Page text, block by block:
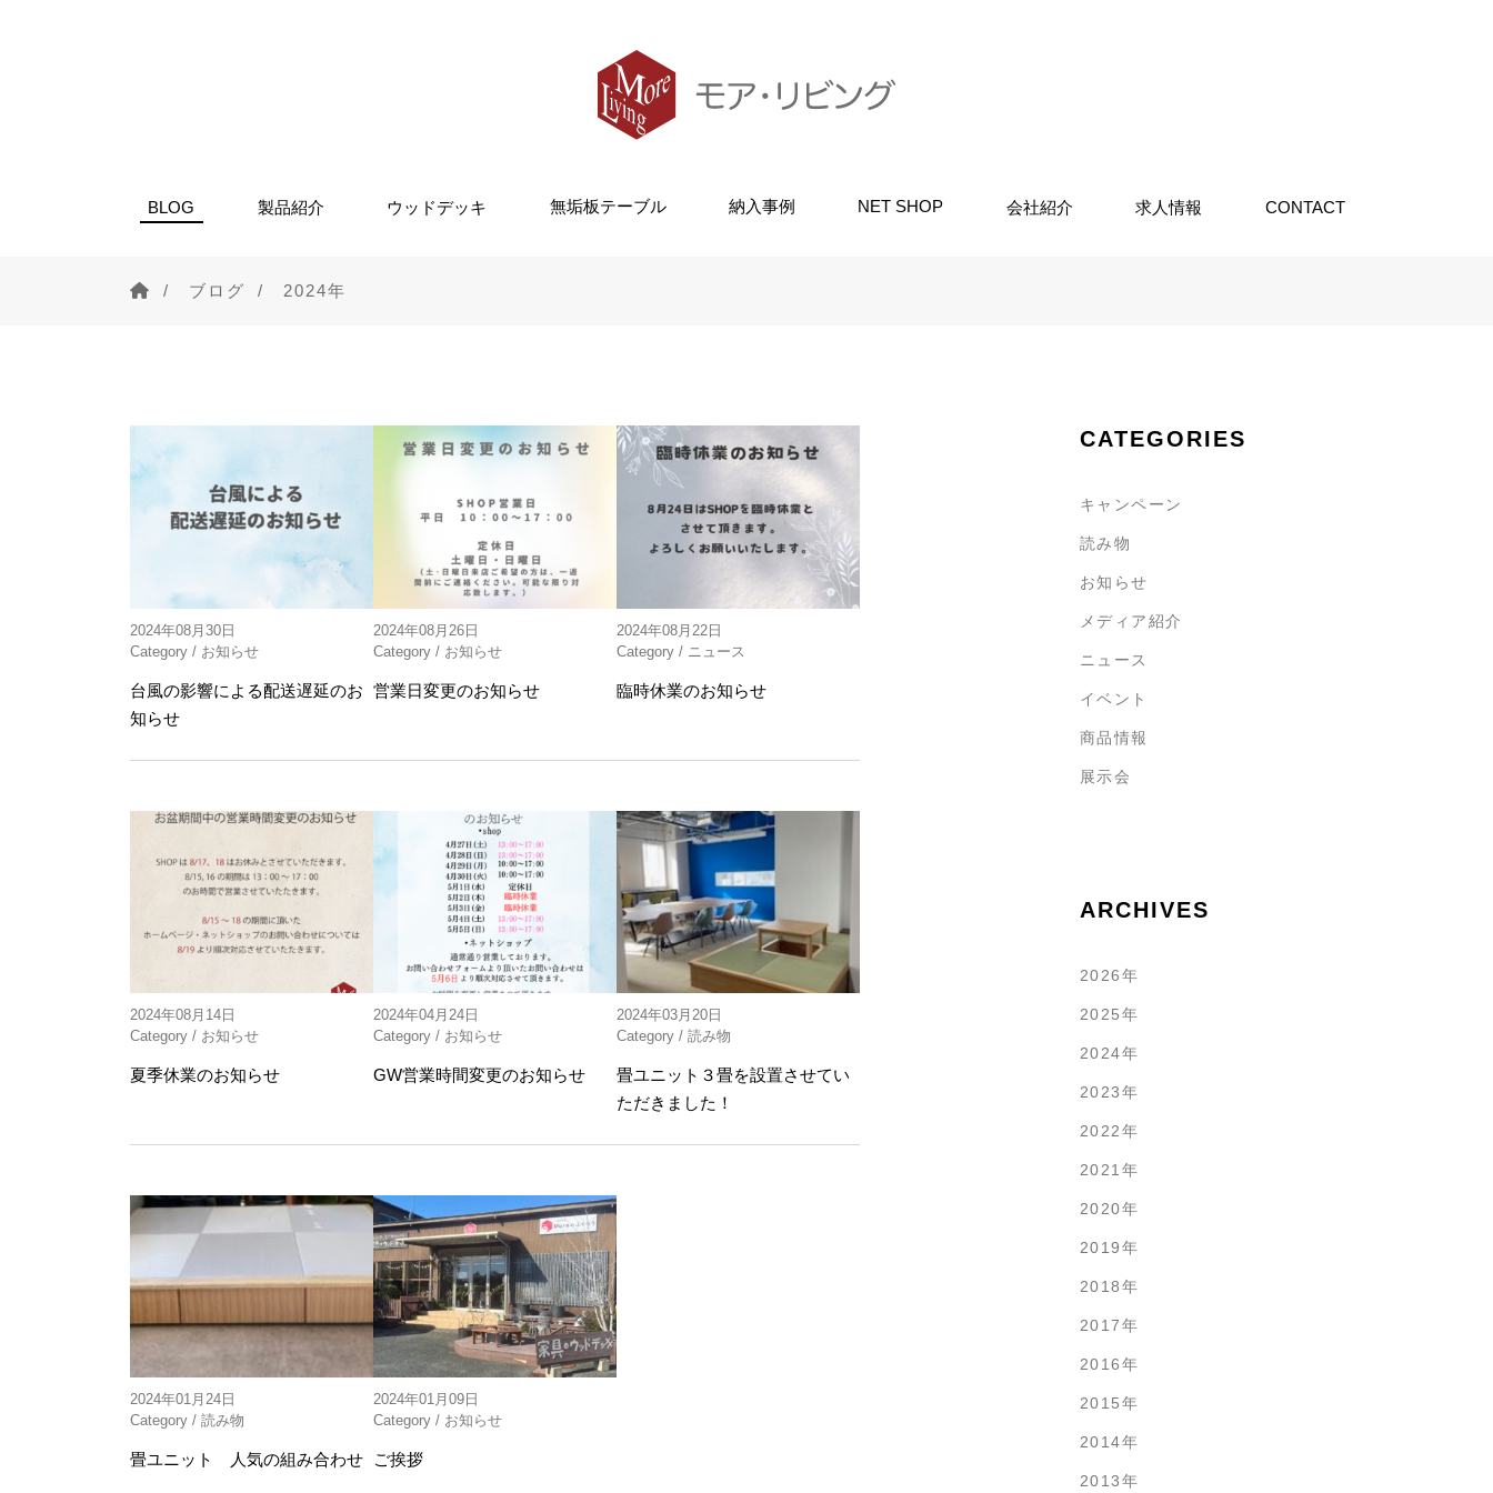
BLOG 製品紹介 ウッドデッキ 無垢板テーブル 納入事例 NET SHOP 会社紹介 求人情報 CONTACT
ブログ 2024年
2024年08月30日
Category / お知らせ
台風の影響による配送遅延のお
知らせ
2024年08月26日
Category / お知らせ
営業日変更のお知らせ
2024年08月22日
Category / ニュース
臨時休業のお知らせ
2024年08月14日
Category / お知らせ
夏季休業のお知らせ
2024年04月24日
Category / お知らせ
GW営業時間変更のお知らせ
2024年03月20日
Category / 読み物
畳ユニット３畳を設置させてい
ただきました！
2024年01月24日
Category / 読み物
畳ユニット 人気の組み合わせ
2024年01月09日
Category / お知らせ
ご挨拶
CATEGORIES
キャンペーン
読み物
お知らせ
メディア紹介
ニュース
イベント
商品情報
展示会
ARCHIVES
2026年
2025年
2024年
2023年
2022年
2021年
2020年
2019年
2018年
2017年
2016年
2015年
2014年
2013年